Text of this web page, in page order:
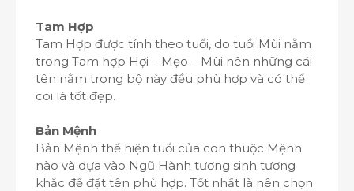
Tam Hợp
Tam Hợp được tính theo tuổi, do tuổi Mùi nằm
trong Tam hợp Hợi – Mẹo – Mùi nên những cái
tên nằm trong bộ này đều phù hợp và có thể
coi là tốt đẹp.
Bản Mệnh
Bản Mệnh thể hiện tuổi của con thuộc Mệnh
nào và dựa vào Ngũ Hành tương sinh tương
khắc để đặt tên phù hợp. Tốt nhất là nên chọn